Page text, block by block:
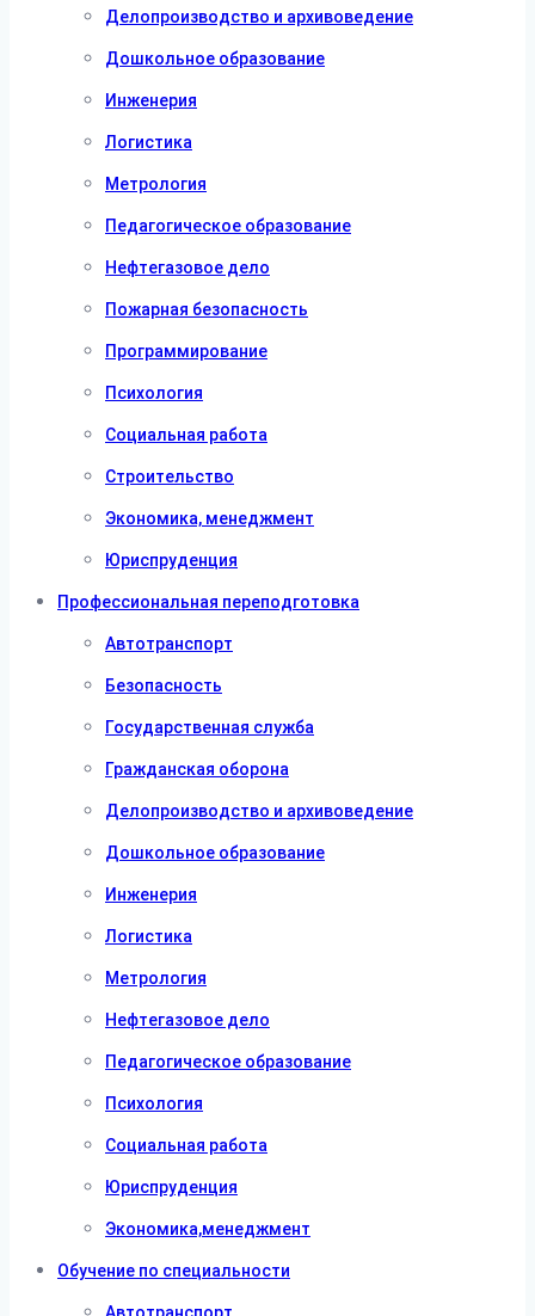
Делопроизводство и архивоведение
Дошкольное образование
Инженерия
Логистика
Метрология
Педагогическое образование
Нефтегазовое дело
Пожарная безопасность
Программирование
Психология
Социальная работа
Строительство
Экономика, менеджмент
Юриспруденция
Профессиональная переподготовка
Автотранспорт
Безопасность
Государственная служба
Гражданская оборона
Делопроизводство и архивоведение
Дошкольное образование
Инженерия
Логистика
Метрология
Нефтегазовое дело
Педагогическое образование
Психология
Социальная работа
Юриспруденция
Экономика,менеджмент
Обучение по специальности